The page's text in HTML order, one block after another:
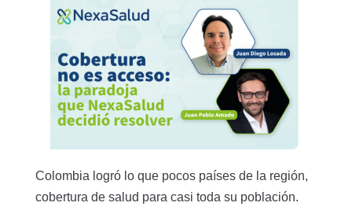
Colombia logró lo que pocos países de la región,
cobertura de salud para casi toda su población.